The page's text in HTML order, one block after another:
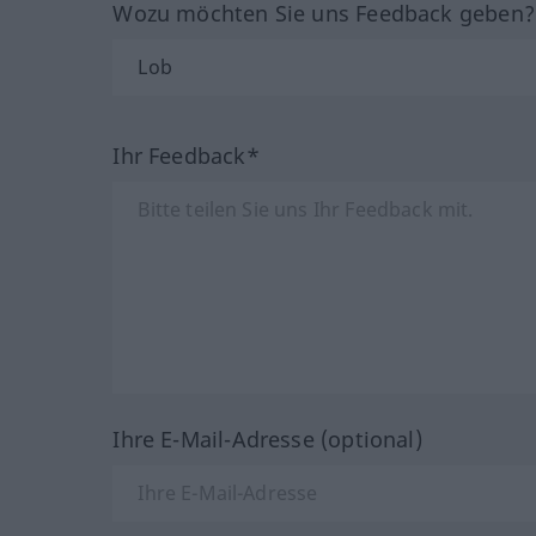
Wozu möchten Sie uns Feedback
Ihr Feedback*
Ihre E-Mail-Adresse (optional)